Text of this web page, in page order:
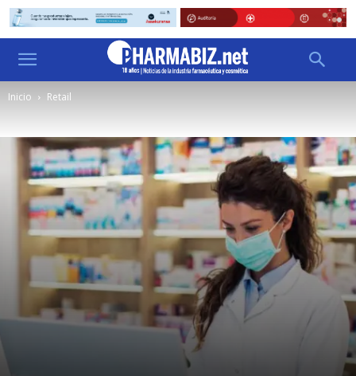
Inicio Retail